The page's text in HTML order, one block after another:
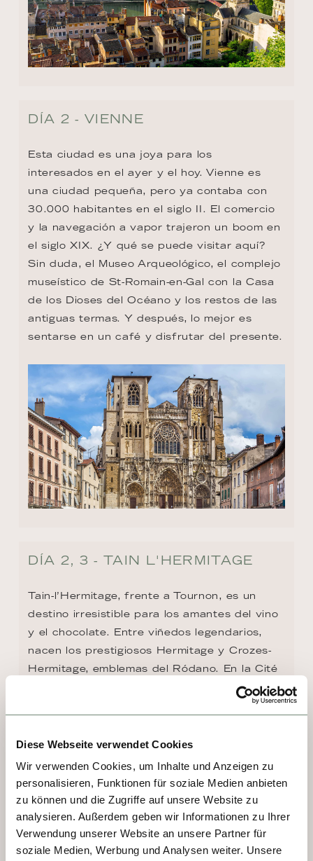
Diese Webseite verwendet Cookies
Wir verwenden Cookies, um Inhalte und Anzeigen zu
personalisieren, Funktionen für soziale Medien anbieten
zu können und die Zugriffe auf unsere Website zu
analysieren. Außerdem geben wir Informationen zu Ihrer
Verwendung unserer Website an unsere Partner für
soziale Medien, Werbung und Analysen weiter. Unsere
DÍA 2 - VIENNE
Esta ciudad es una joya para los
interesados en el ayer y el hoy. Vienne es
una ciudad pequeña, pero ya contaba con
30.000 habitantes en el siglo II. El comercio
y la navegación a vapor trajeron un boom en
el siglo XIX. ¿Y qué se puede visitar aquí?
Sin duda, el Museo Arqueológico, el complejo
museístico de St-Romain-en-Gal con la Casa
de los Dioses del Océano y los restos de las
antiguas termas. Y después, lo mejor es
sentarse en un café y disfrutar del presente.
DÍA 2, 3 - TAIN L'HERMITAGE
Tain-l’Hermitage, frente a Tournon, es un
destino irresistible para los amantes del vino
y el chocolate. Entre viñedos legendarios,
nacen los prestigiosos Hermitage y Crozes-
Hermitage, emblemas del Ródano. En la Cité
du Chocolat de Valrhona, el arte del cacao
sabores que conquistan a los paladares más